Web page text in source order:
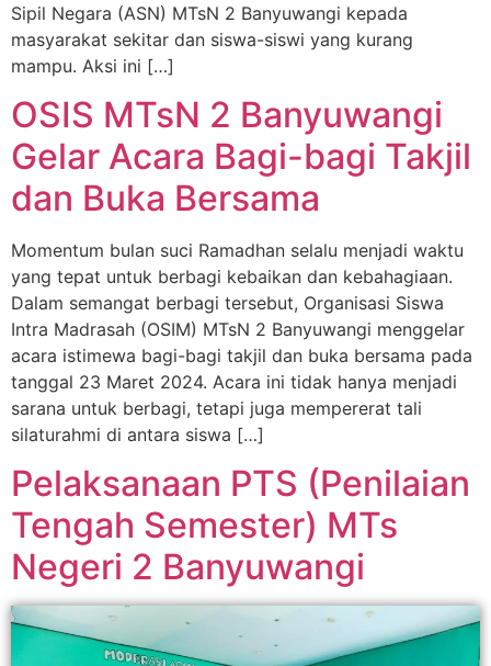
Sipil Negara (ASN) MTsN 2 Banyuwangi kepada
masyarakat sekitar dan siswa-siswi yang kurang
mampu. Aksi ini […]
OSIS MTsN 2 Banyuwangi
Gelar Acara Bagi-bagi Takjil
dan Buka Bersama
Momentum bulan suci Ramadhan selalu menjadi waktu
yang tepat untuk berbagi kebaikan dan kebahagiaan.
Dalam semangat berbagi tersebut, Organisasi Siswa
Intra Madrasah (OSIM) MTsN 2 Banyuwangi menggelar
acara istimewa bagi-bagi takjil dan buka bersama pada
tanggal 23 Maret 2024. Acara ini tidak hanya menjadi
sarana untuk berbagi, tetapi juga mempererat tali
silaturahmi di antara siswa […]
Pelaksanaan PTS (Penilaian
Tengah Semester) MTs
Negeri 2 Banyuwangi